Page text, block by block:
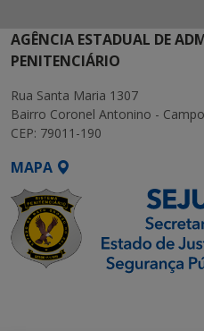
AGÊNCIA ESTADUAL DE
PENITENCIÁRIO
Rua Santa Maria 1307
Bairro Coronel Antonino -
CEP: 79011-190
MAPA